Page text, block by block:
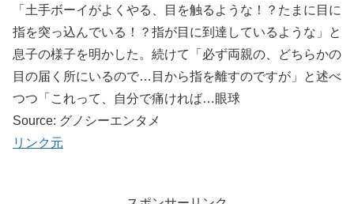
「土手ボーイがよくやる、目を触るような！？たまに目に
指を突っ込んでいる！？指が目に到達しているような」と
息子の様子を明かした。続けて「必ず両親の、どちらかの
目の届く所にいるので…目から指を離すのですが」と述べ
つつ「これって、自分で痛ければ…眼球
Source: グノシーエンタメ
リンク元